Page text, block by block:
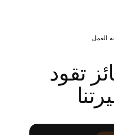
العمل
تقود